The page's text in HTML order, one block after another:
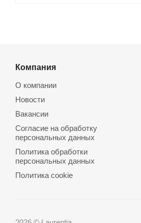
Компания
О компании
Новости
Вакансии
Согласие на обработку
персональных данных
Политика обработки
персональных данных
Политика cookie